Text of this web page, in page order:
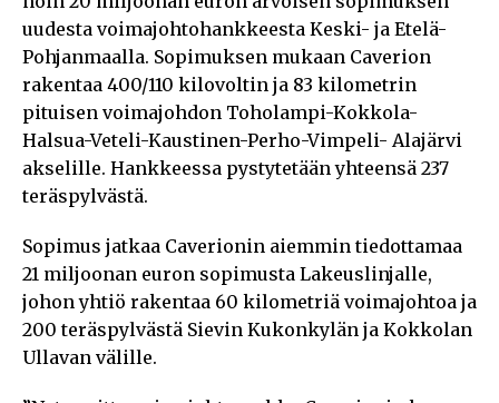
uudesta voimajohtohankkeesta Keski- ja Etelä-
Pohjanmaalla. Sopimuksen mukaan Caverion
rakentaa 400/110 kilovoltin ja 83 kilometrin
pituisen voimajohdon Toholampi-Kokkola-
Halsua-Veteli-Kaustinen-Perho-Vimpeli- Alajärvi
akselille. Hankkeessa pystytetään yhteensä 237
teräspylvästä.
Sopimus jatkaa Caverionin aiemmin tiedottamaa
21 miljoonan euron sopimusta Lakeuslinjalle,
johon yhtiö rakentaa 60 kilometriä voimajohtoa ja
200 teräspylvästä Sievin Kukonkylän ja Kokkolan
Ullavan välille.